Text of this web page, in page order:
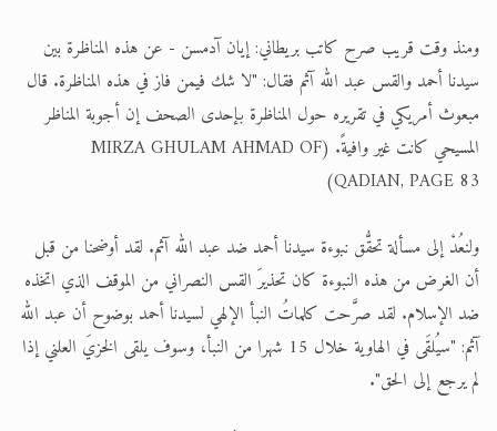
ومنذ وقت قريب صرح كاتب بريطاني: إيان آدمسن - عن هذه المناظرة بين
سيدنا أحمد والقس عبد الله آثم فقال: "لا شك فيمن فاز في هذه المناظرة. قال
مبعوث أمريكي في تقريره حول المناظرة بإحدى الصحف إن أجوبة المناظر
المسيحي كانت غير وافيةً. (MIRZA GHULAM AHMAD OF
QADIAN, PAGE 83)
ولنعُدْ إلى مسألة تحقُّق نبوءة سيدنا أحمد ضد عبد الله آثم. لقد أوضحنا من قبل
أن الغرض من هذه النبوءة كان تحذيرَ القس النصراني من الموقف الذي اتخذه
ضد الإسلام. لقد صرَّحت كلماتُ النبأ الإلهي لسيدنا أحمد بوضوح أن عبد الله
آثم: "سيُلقَى في الهاوية خلال 15 شهرا من النبأ، وسوف يلقى الخزيَ العلني إذا
لم يرجع إلى الحق".